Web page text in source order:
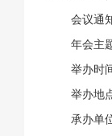
会议通
年会主
举办时
举办地
承办单